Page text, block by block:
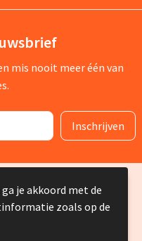
mis nooit meer één van
advies 2025
je akkoord met de
zoals op de